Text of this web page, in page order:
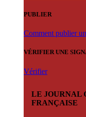
PUBLIER
Comment publier
VÉRIFIER UNE
Vérifier
LE JOURNAL
FRANÇAISE